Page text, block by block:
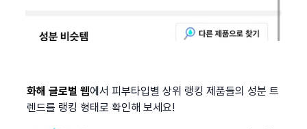
화해 글로벌 웹에서 피부타입별 상위 랭킹 제품들의 성분 트
렌드를 랭킹 형태로 확인해 보세요!